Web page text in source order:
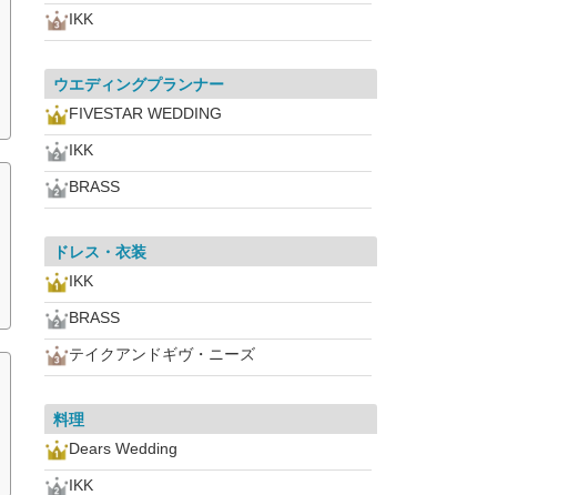
IKK
ウエディングプランナー
FIVESTAR WEDDING
IKK
BRASS
ドレス・衣装
IKK
BRASS
テイクアンドギヴ・ニーズ
料理
Dears Wedding
IKK